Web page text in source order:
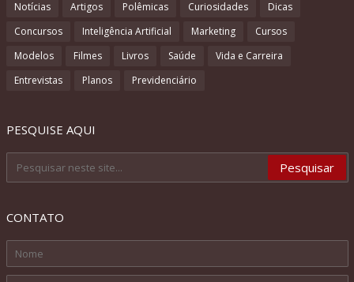
Notícias Artigos Polêmicas Curiosidades
Dicas
Concursos
Inteligência Artificial Marketing
Cursos
Modelos
Filmes Livros Saúde
Vida e Carreira
Entrevistas
Planos Previdenciário
PESQUISE AQUI
CONTATO